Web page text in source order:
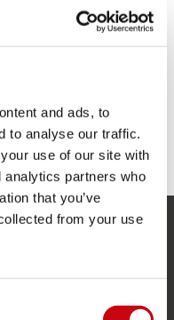
and ads, to
to analyse our traffic.
use of our site with
analytics partners who
that you’ve
from your use